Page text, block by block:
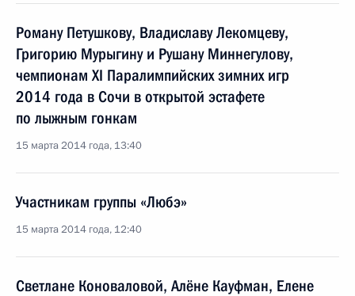
Роману Петушкову, Владиславу Лекомцеву,
Григорию Мурыгину и Рушану Миннегулову,
чемпионам XI Паралимпийских зимних игр
2014 года в Сочи в открытой эстафете
по лыжным гонкам
15 марта 2014 года, 13:40
Участникам группы «Любэ»
15 марта 2014 года, 12:40
Светлане Коноваловой, Алёне Кауфман, Елене